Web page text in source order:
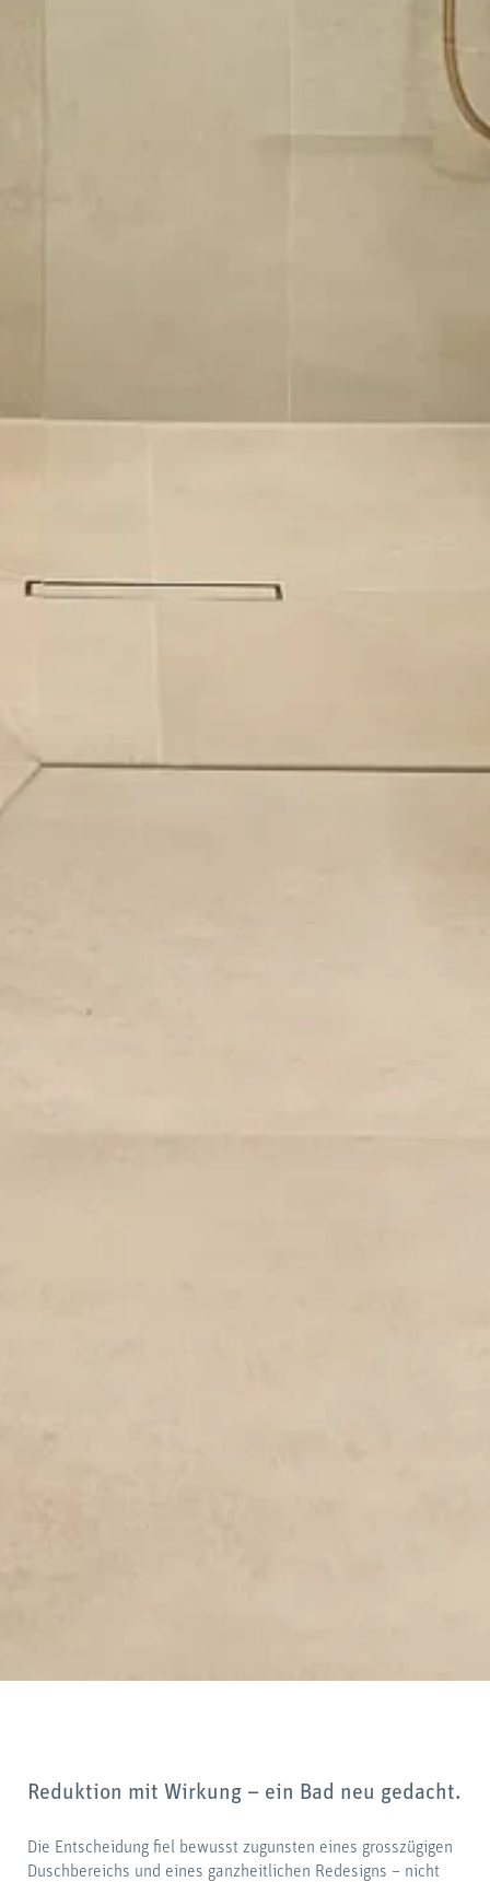
Reduktion mit Wirkung – ein Bad neu gedacht.
Die Entscheidung fiel bewusst zugunsten eines grosszügigen
Duschbereichs und eines ganzheitlichen Redesigns – nicht